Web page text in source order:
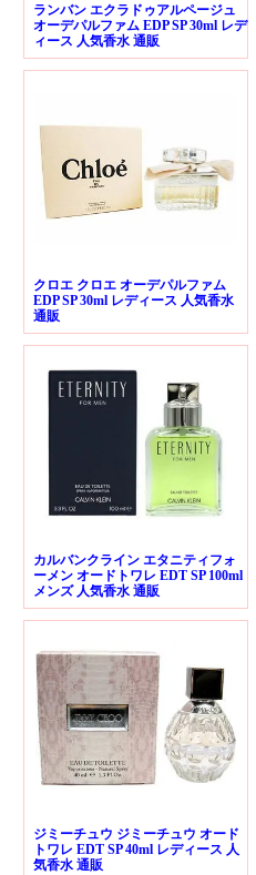
ランバン エクラドゥアルページュ
オーデパルファム EDP SP 30ml レデ
ィース 人気香水 通販
クロエ クロエ オーデパルファム
EDP SP 30ml レディース 人気香水
通販
カルバンクライン エタニティフォ
ーメン オードトワレ EDT SP 100ml
メンズ 人気香水 通販
ジミーチュウ ジミーチュウ オード
トワレ EDT SP 40ml レディース 人
気香水 通販